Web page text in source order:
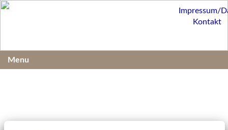
Impressum/
Kontakt
Menu